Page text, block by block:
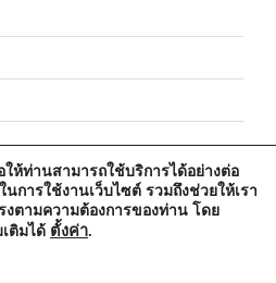
รบริหารส่วนตำบลวัดตูม
ครศรีอยุธยา จังหวัดพระนครศรีอยุธยา
13000
ห้ท่านสามารถใช้บริการได้อย่างต่อ
การใช้งานเว็บไซต์ รวมถึงช่วยให้เรา
ตามความต้องการของท่าน โดย
ติมได้ ตั้งค่า.